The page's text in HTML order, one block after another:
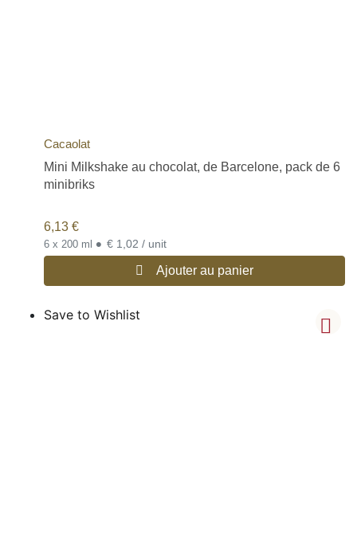
Cacaolat
Mini Milkshake au chocolat, de Barcelone, pack de 6
minibriks
6,13 €
6 x 200 ml • € 1,02 / unit
Ajouter au panier
Save to Wishlist